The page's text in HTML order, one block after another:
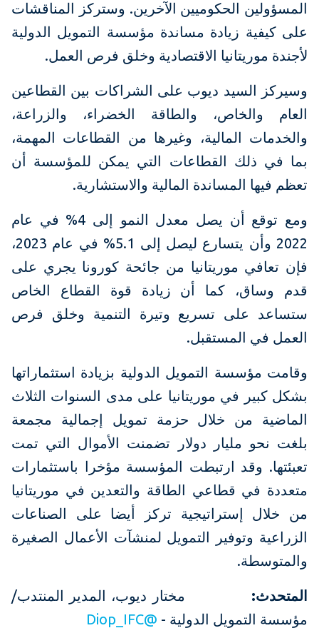
المسؤولين الحكوميين الآخرين. وستركز المناقشات
على كيفية زيادة مساندة مؤسسة التمويل الدولية
لأجندة موريتانيا الاقتصادية وخلق فرص العمل.
وسيركز السيد ديوب على الشراكات بين القطاعين
العام والخاص، والطاقة الخضراء، والزراعة،
والخدمات المالية، وغيرها من القطاعات المهمة،
بما في ذلك القطاعات التي يمكن للمؤسسة أن
تعظم فيها المساندة المالية والاستشارية.
ومع توقع أن يصل معدل النمو إلى 4% في عام
2022 وأن يتسارع ليصل إلى 5.1% في عام 2023،
فإن تعافي موريتانيا من جائحة كورونا يجري على
قدم وساق، كما أن زيادة قوة القطاع الخاص
ستساعد على تسريع وتيرة التنمية وخلق فرص
العمل في المستقبل.
وقامت مؤسسة التمويل الدولية بزيادة استثماراتها
بشكل كبير في موريتانيا على مدى السنوات الثلاث
الماضية من خلال حزمة تمويل إجمالية مجمعة
بلغت نحو مليار دولار تضمنت الأموال التي تمت
تعبئتها. وقد ارتبطت المؤسسة مؤخرا باستثمارات
متعددة في قطاعي الطاقة والتعدين في موريتانيا
من خلال إستراتيجية تركز أيضا على الصناعات
الزراعية وتوفير التمويل لمنشآت الأعمال الصغيرة
والمتوسطة.
المتحدث:
مختار ديوب، المدير المنتدب/
مؤسسة التمويل الدولية - @Diop_IFC